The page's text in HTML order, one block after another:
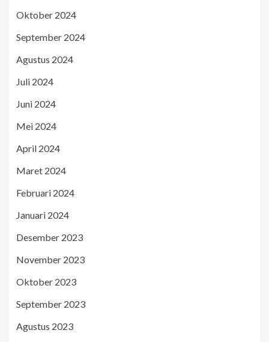
Oktober 2024
September 2024
Agustus 2024
Juli 2024
Juni 2024
Mei 2024
April 2024
Maret 2024
Februari 2024
Januari 2024
Desember 2023
November 2023
Oktober 2023
September 2023
Agustus 2023